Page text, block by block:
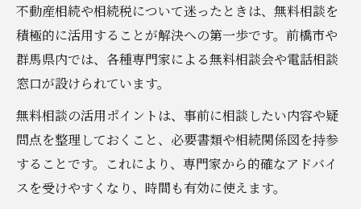
不動産相続や相続税について迷ったときは、無料相談を
積極的に活用することが解決への第一歩です。前橋市や
群馬県内では、各種専門家による無料相談会や電話相談
窓口が設けられています。
無料相談の活用ポイントは、事前に相談したい内容や疑
問点を整理しておくこと、必要書類や相続関係図を持参
することです。これにより、専門家から的確なアドバイ
スを受けやすくなり、時間も有効に使えます。